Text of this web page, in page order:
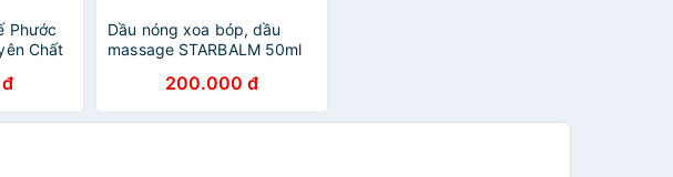
Phước
Chất
Dầu nóng xoa bóp, dầu
massage STARBALM 50ml
200.000 đ